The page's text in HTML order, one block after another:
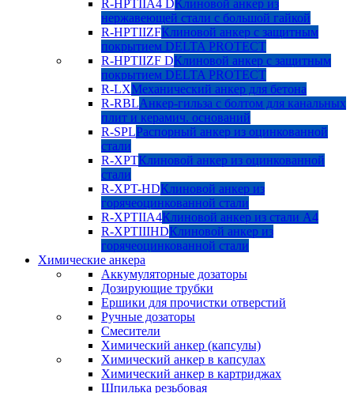
R-HPTIIA4 DКлиновой анкер из
нержавеющей стали с большой гайкой
R-HPTIIZFКлиновой анкер с защитным
покрытием DELTA PROTECT
R-HPTIIZF DКлиновой анкер с защитным
покрытием DELTA PROTECT
R-LXМеханический анкер для бетона
R-RBLАнкер-гильза с болтом для канальных
плит и керамич. оснований
R-SPLРаспорный анкер из оцинкованной
стали
R-XPTКлиновой анкер из оцинкованной
стали
R-XPT-HDКлиновой анкер из
горячеоцинкованной стали
R-XPTIIA4Клиновой анкер из стали А4
R-XPTIIIHDКлиновой анкер из
горячеоцинкованной стали
Химические анкера
Аккумуляторные дозаторы
Дозирующие трубки
Ершики для прочистки отверстий
Ручные дозаторы
Смесители
Химический анкер (капсулы)
Химический анкер в капсулах
Химический анкер в картриджах
Шпилька резьбовая